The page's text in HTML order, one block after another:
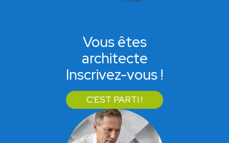
Vous êtes
architecte
Inscrivez-vous !
C'EST PARTI !